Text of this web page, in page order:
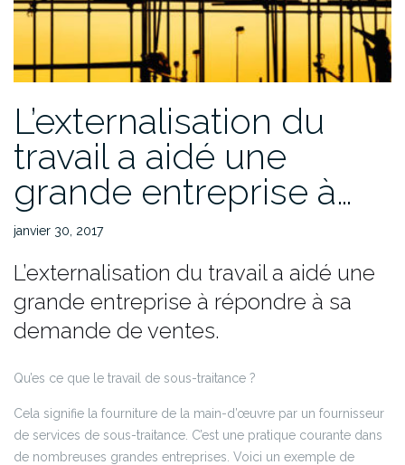
services
Madagascar
L’externalisation du
travail a aidé une
grande entreprise à…
janvier 30, 2017
L’externalisation du travail a aidé une
grande entreprise à répondre à sa
demande de ventes.
Qu’es ce que le travail de sous-traitance ?
Cela signifie la fourniture de la main-d’œuvre par un fournisseur
de services de sous-traitance. C’est une pratique courante dans
de nombreuses grandes entreprises. Voici un exemple de